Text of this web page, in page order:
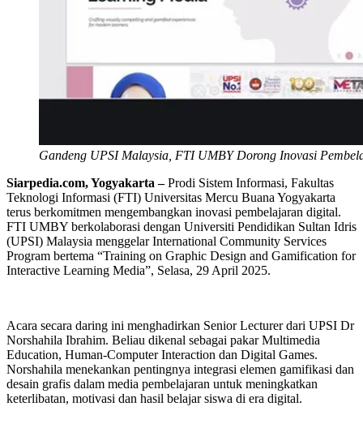
Gandeng UPSI Malaysia, FTI UMBY Dorong Inovasi
Siarpedia.com, Yogyakarta –Prodi Sistem Informasi, Fakultas
Teknologi Informasi (FTI) Universitas Mercu Buana Yogyakarta
terus berkomitmen mengembangkan inovasi pembelajaran digital.
FTI UMBY berkolaborasi dengan Universiti Pendidikan Sultan Idris
(UPSI) Malaysia menggelar International Community Services
Program bertema “Training on Graphic Design and Gamification for
Interactive Learning Media”, Selasa, 29 April 2025.
Acara secara daring ini menghadirkan Senior Lecturer dari UPSI Dr
Norshahila Ibrahim. Beliau dikenal sebagai pakar Multimedia
Education, Human-Computer Interaction dan Digital Games.
Norshahila menekankan pentingnya integrasi elemen gamifikasi dan
desain grafis dalam media pembelajaran untuk meningkatkan
keterlibatan, motivasi dan hasil belajar siswa di era digital.